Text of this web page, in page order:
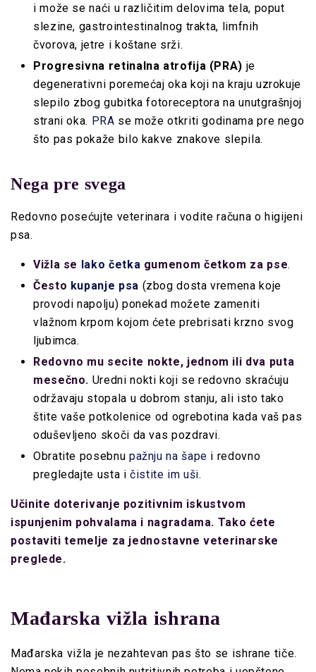
i može se naći u različitim delovima tela, poput
slezine, gastrointestinalnog trakta, limfnih
čvorova, jetre i koštane srži.
Progresivna retinalna atrofija (PRA) je
degenerativni poremećaj oka koji na kraju uzrokuje
slepilo zbog gubitka fotoreceptora na unutgrašnjoj
strani oka. PRA se može otkriti godinama pre nego
što pas pokaže bilo kakve znakove slepila.
Nega pre svega
Redovno posećujte veterinara i vodite računa o higijeni
psa.
Vižla se lako četka gumenom četkom za pse.
Često kupanje psa (zbog dosta vremena koje
provodi napolju) ponekad možete zameniti
vlažnom krpom kojom ćete prebrisati krzno svog
ljubimca.
Redovno mu secite nokte, jednom ili dva puta
mesečno. Uredni nokti koji se redovno skraćuju
održavaju stopala u dobrom stanju, ali isto tako
štite vaše potkolenice od ogrebotina kada vaš pas
oduševljeno skoči da vas pozdravi.
Obratite posebnu pažnju na šape i redovno
pregledajte usta ičistite im uši.
Učinite doterivanje pozitivnim iskustvom
ispunjenim pohvalama i nagradama. Tako ćete
postaviti temelje za jednostavne veterinarske
preglede.
Mađarska vižla ishrana
Mađarska vižla je nezahtevan pas što se ishrane tiče.